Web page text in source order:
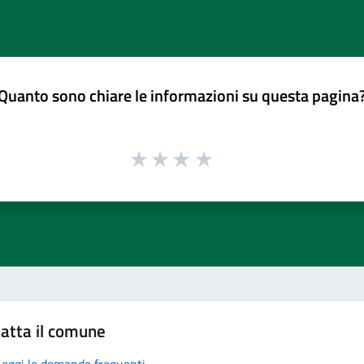
sono chiare le informazioni su questa
il comune